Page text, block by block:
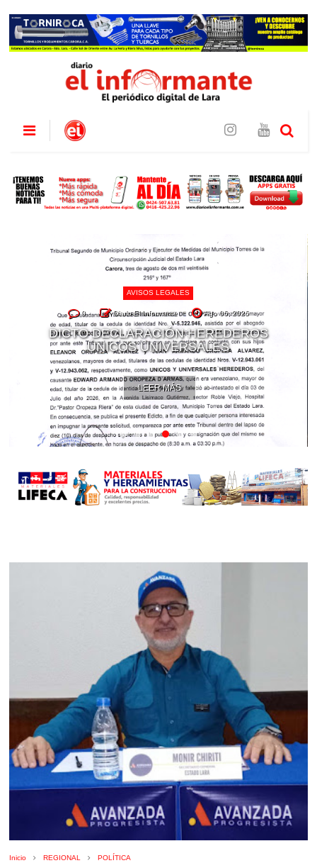
AVISOS LEGALES
0 Diario El Informante Ago 06, 2026
DICTO DECLARACIÓN HEREDEROS
ÚNICOS UNIVERSALES
LEER MÁS
Inicio REGIONAL POLÍTICA